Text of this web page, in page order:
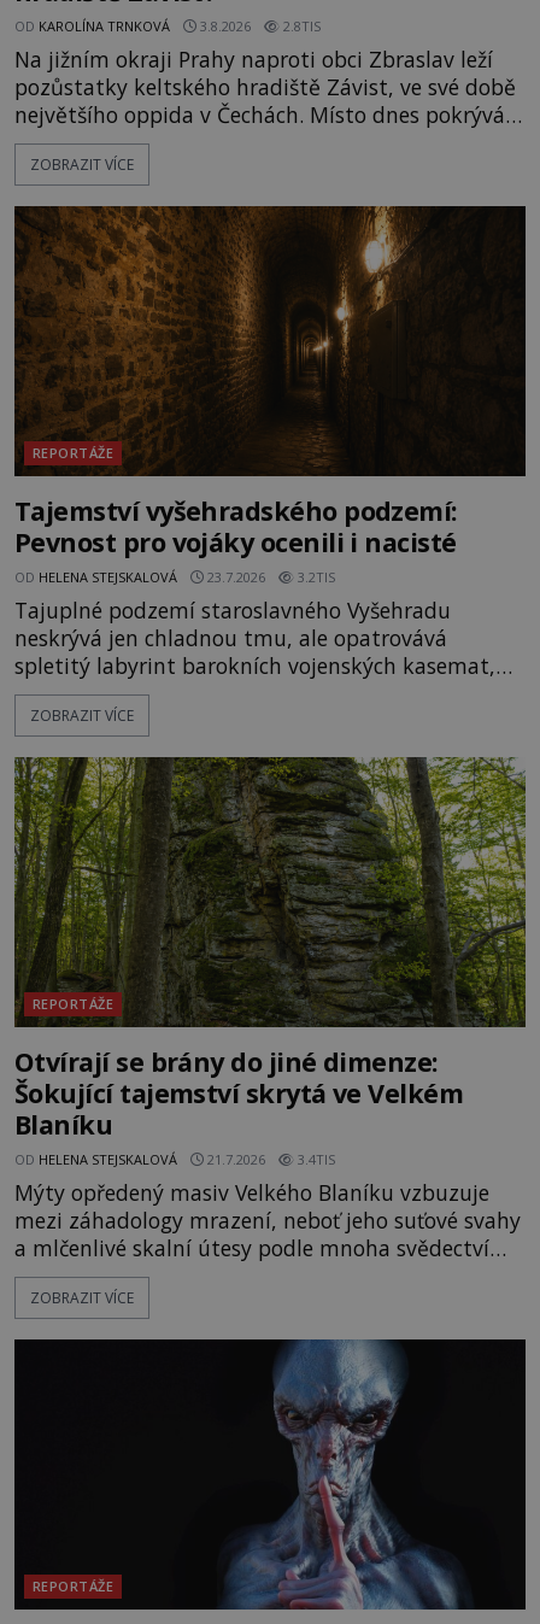
OD KAROLÍNA TRNKOVÁ 3.8.2026 2.8TIS
Na jižním okraji Prahy naproti obci Zbraslav leží
pozůstatky keltského hradiště Závist, ve své době
největšího oppida v Čechách. Místo dnes pokrývá
les, zbytky po kdysi monumentálním hradišti jsou
ale v terénu patrné stále. Co dalšího tu po Keltech
vrch Hr
ZOBRAZIT VÍCE
REPORTÁŽE
Tajemství vyšehradského podzemí:
Pevnost pro vojáky ocenili i nacisté
OD HELENA STEJSKALOVÁ 23.7.2026 3.2TIS
Tajuplné podzemí staroslavného Vyšehradu
neskrývá jen chladnou tmu, ale opatrovává
spletitý labyrint barokních vojenských kasemat,
zapomenuté chrámy a vzácné národní poklady.
Hluboko uvnitř mohutné skály nad řekou Vltavou
vyhýbá shonu moderní metropole. Místo, ke
kterému se vážou nejstarší české mýty, ve svých
temných útrobách střeží monumentální
ZOBRAZIT VÍCE
REPORTÁŽE
Otvírají se brány do jiné dimenze:
Šokující tajemství skrytá ve Velkém
Blaníku
OD HELENA STEJSKALOVÁ 21.7.2026 3.4TIS
Mýty opředený masiv Velkého Blaníku vzbuzuje
mezi záhadology mrazení, neboť jeho suťové svahy
a mlčenlivé skalní útesy podle mnoha svědectví
fungují jako anomální zóny, kde selhává lidské
vnímání času i prostoru. Geologické anomálie hory
badatelé zde odkrývají indicie, které propojují
prastaré pohanské kulty, keltské svatyně a zprávy
ZOBRAZIT VÍCE
REPORTÁŽE